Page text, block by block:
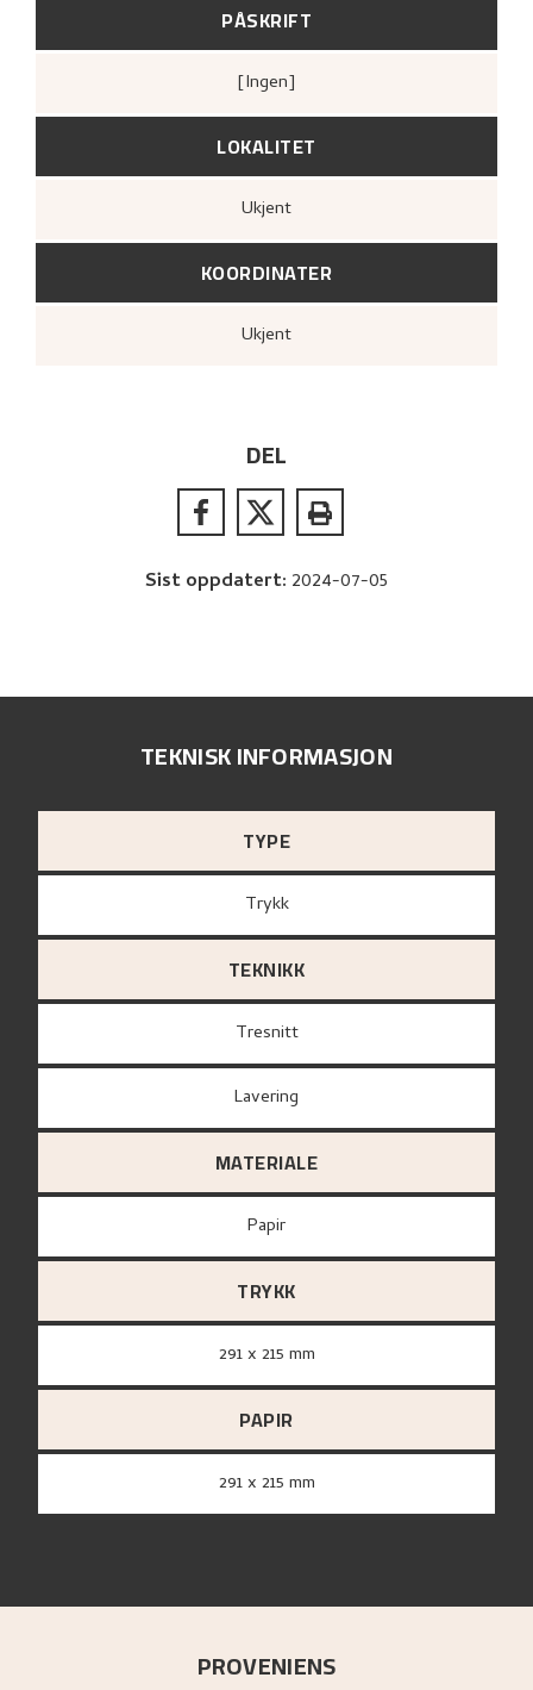
PÅSKRIFT
[ingen]
LOKALITET
Ukjent
KOORDINATER
Ukjent
DEL
Sist oppdatert: 2024-07-05
TEKNISK INFORMASJON
TYPE
Trykk
TEKNIKK
Tresnitt
Lavering
MATERIALE
papir
TRYKK
291 x 215 mm
PAPIR
291 x 215 mm
PROVENIENS